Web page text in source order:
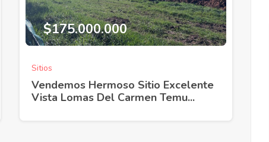
$175.000.000
Sitios
Vendemos Hermoso Sitio Excelente
Vista Lomas Del Carmen Temu...
Venta